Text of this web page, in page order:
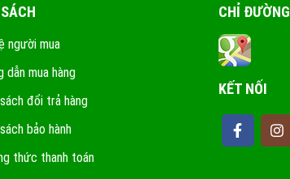
người mua
dẫn mua hàng
đổi trả hàng
bảo hành
thức thanh toán
CHỈ ĐƯỜNG
KẾT NỐI